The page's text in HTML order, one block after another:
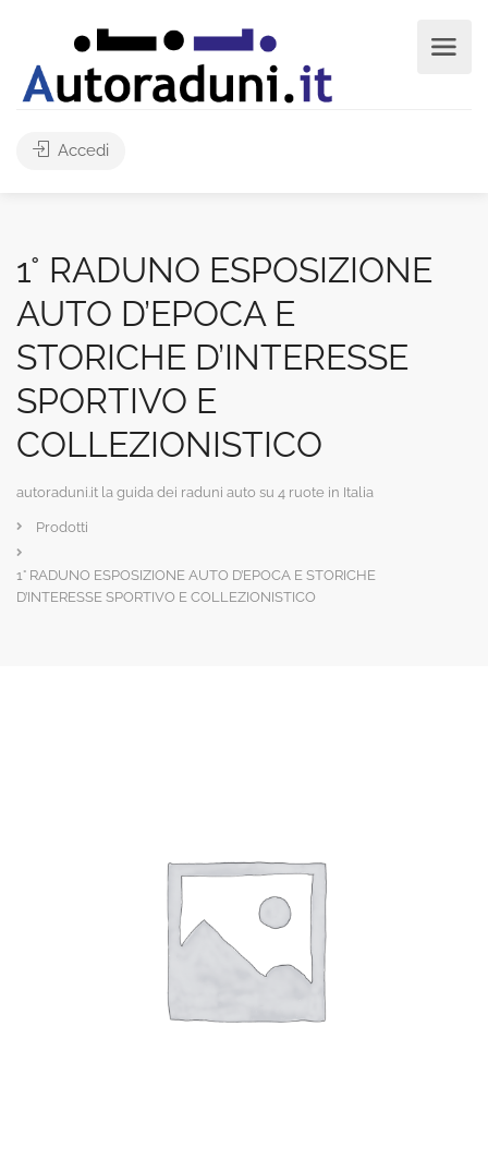
Accedi
1° RADUNO ESPOSIZIONE
AUTO D’EPOCA E
STORICHE D’INTERESSE
SPORTIVO E
COLLEZIONISTICO
autoraduni.it la guida dei raduni auto su 4 ruote in Italia
Prodotti
1° RADUNO ESPOSIZIONE AUTO D’EPOCA E STORICHE
D’INTERESSE SPORTIVO E COLLEZIONISTICO